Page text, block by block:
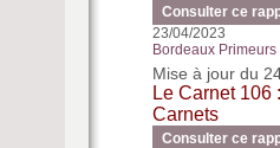
Consulter ce
23/04/2023
Bordeaux
Mise à jour du
Le Carnet
Carnets
Consulter ce